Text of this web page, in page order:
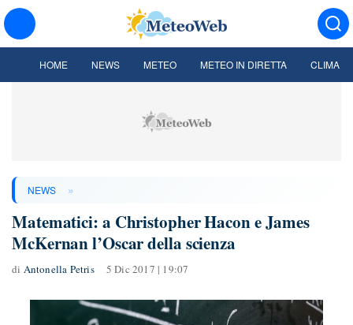
HOME NEWS METEO METEO IN DIRETTA CLIMA
NEWS »
Matematici: a Christopher Hacon e James
McKernan l’Oscar della scienza
di Antonella Petris 5 Dic 2017 | 19:07